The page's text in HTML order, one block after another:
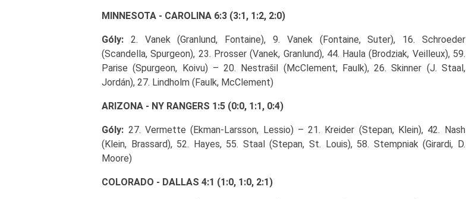
MINNESOTA - CAROLINA 6:3 (3:1, 1:2, 2:0)
Góly: 2. Vanek (Granlund, Fontaine), 9. Vanek (Fontaine, Suter), 16. Schroeder
(Scandella, Spurgeon), 23. Prosser (Vanek, Granlund), 44. Haula (Brodziak, Veilleux), 59.
Parise (Spurgeon, Koivu) – 20. Nestrašil (McClement, Faulk), 26. Skinner (J. Staal,
Jordán), 27. Lindholm (Faulk, McClement)
ARIZONA - NY RANGERS 1:5 (0:0, 1:1, 0:4)
Góly: 27. Vermette (Ekman-Larsson, Lessio) – 21. Kreider (Stepan, Klein), 42. Nash
(Klein, Brassard), 52. Hayes, 55. Staal (Stepan, St. Louis), 58. Stempniak (Girardi, D.
Moore)
COLORADO - DALLAS 4:1 (1:0, 1:0, 2:1)